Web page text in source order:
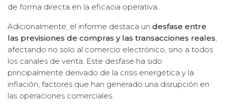
de forma directa en la eficacia operativa.
Adicionalmente, el informe destaca un desfase entre
las previsiones de compras y las transacciones reales,
afectando no solo al comercio electrónico, sino a todos
los canales de venta. Este desfase ha sido
principalmente derivado de la crisis energética y la
inflación, factores que han generado una disrupción en
las operaciones comerciales.